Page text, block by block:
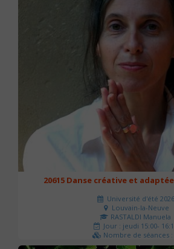
20615 Danse créative et
Université d'été 2026
Louvain-la-Neuve
RASTALDI Manuela
Jour : jeudi 15:00-
Nombre de séances :
0 €